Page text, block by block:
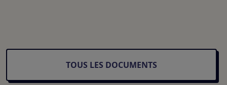
TOUS LES DOCUMENTS